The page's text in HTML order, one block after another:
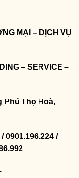
MẠI – DỊCH VỤ
– SERVICE –
Phú Thọ Hoà,
0901.196.224 /